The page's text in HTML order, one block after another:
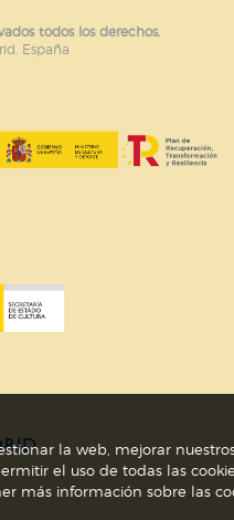
todos los derechos.
España
la web, mejorar
el uso de todas las
más información sobre las
política de cookies